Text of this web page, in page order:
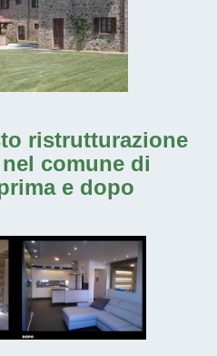
ristrutturazione
comune di
e dopo